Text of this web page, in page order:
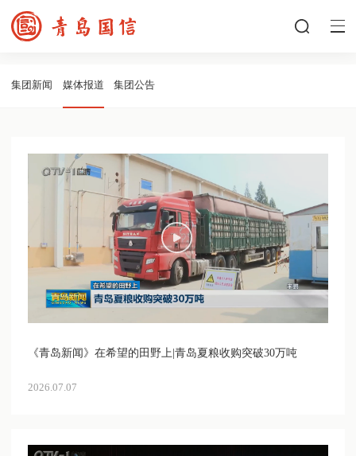
集团新闻 媒体报道 集团公告
《青岛新闻》在希望的田野上|青岛夏粮收购突破30万吨
2026.07.07